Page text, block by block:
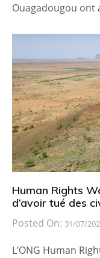
Ouagadougou ont
Human Rights
d’avoir tué des
Posted On: 31/07/
L’ONG Human